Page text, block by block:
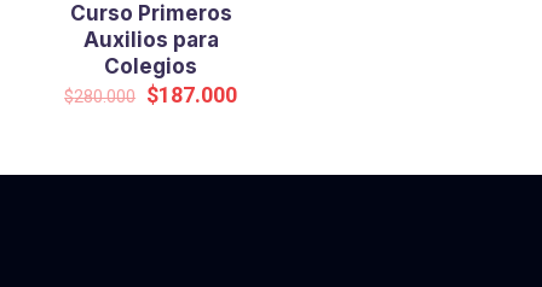
Curso Primeros
Auxilios para
Colegios
$280.000 Original
$187.000Current